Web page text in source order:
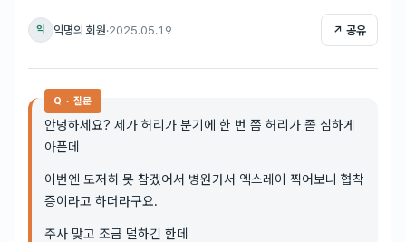
익 익명의 회원·2025.05.19 ↗ 공유
Q · 질문
안녕하세요? 제가 허리가 분기에 한 번 쯤 허리가 좀 심하게
아픈데
이번엔 도저히 못 참겠어서 병원가서 엑스레이 찍어보니 협착
증이라고 하더라구요.
주사 맞고 조금 덜하긴 한데